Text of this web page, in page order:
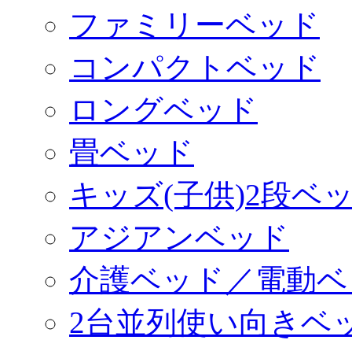
ファミリーベッド
コンパクトベッド
ロングベッド
畳ベッド
キッズ(子供)2段ベ
アジアンベッド
介護ベッド／電動
2台並列使い向きベ